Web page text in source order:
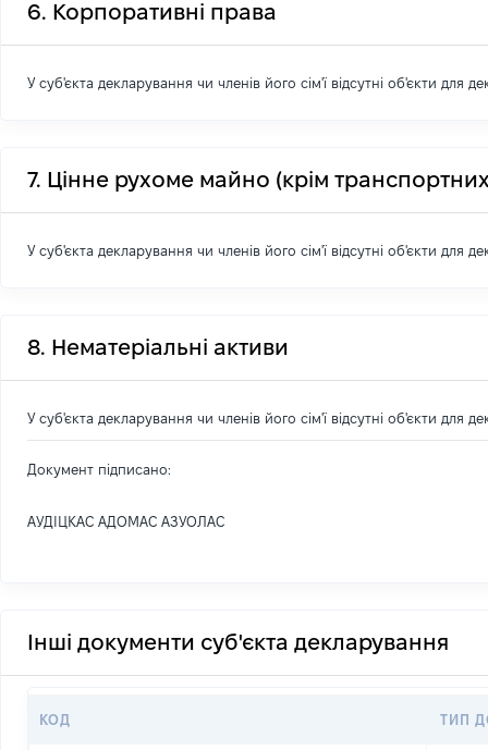
6. Корпоративні права
У суб'єкта декларування чи членів його сім'ї відсутні об'єкти для
7. Цінне рухоме майно (крім
У суб'єкта декларування чи членів його сім'ї відсутні об'єкти для
8. Нематеріальні активи
У суб'єкта декларування чи членів його сім'ї відсутні об'єкти для
Документ підписано:
АУДІЦКАС АДОМАС АЗУОЛАС
Інші документи суб'єкта декларування
КОД ТИП